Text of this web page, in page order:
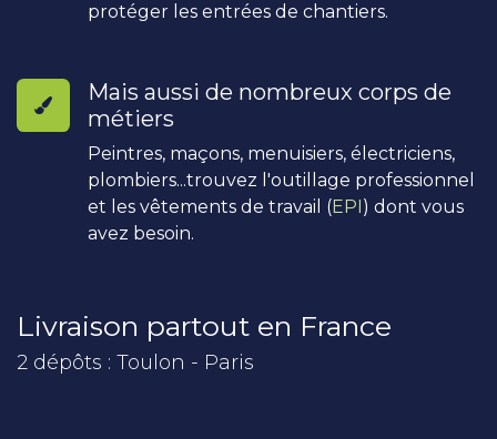
protéger les entrées de chantiers.
Mais aussi de nombreux corps de
métiers
Peintres, maçons, menuisiers, électriciens,
plombiers...trouvez l'outillage professionnel
et les vêtements de travail (EPI) dont vous
avez besoin.
Livraison partout en France
2 dépôts : Toulon - Paris